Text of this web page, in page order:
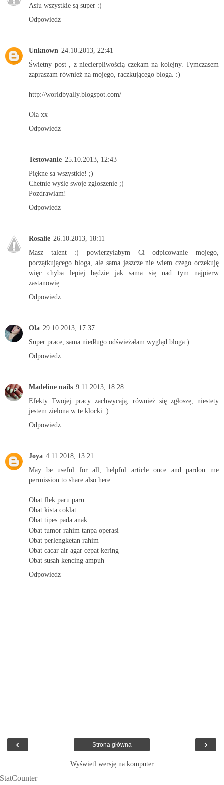
Asiu wszystkie są super :)
Odpowiedz
Unknown 24.10.2013, 22:41
Świetny post , z niecierpliwością czekam na kolejny. Tymczasem
zapraszam również na mojego, raczkującego bloga. :)
http://worldbyally.blogspot.com/
Ola xx
Odpowiedz
Testowanie 25.10.2013, 12:43
Piękne sa wszystkie! ;)
Chetnie wyślę swoje zgłoszenie ;)
Pozdrawiam!
Odpowiedz
Rosalie 26.10.2013, 18:11
Masz talent :) powierzyłabym Ci odpicowanie mojego,
początkującego bloga, ale sama jeszcze nie wiem czego oczekuję
więc chyba lepiej będzie jak sama się nad tym najpierw
zastanowię.
Odpowiedz
Ola 29.10.2013, 17:37
Super prace, sama niedługo odświeżałam wygląd bloga:)
Odpowiedz
Madeline nails 9.11.2013, 18:28
Efekty Twojej pracy zachwycają, również się zgłoszę, niestety
jestem zielona w te klocki :)
Odpowiedz
Joya 4.11.2018, 13:21
May be useful for all, helpful article once and pardon me
permission to share also here :
Obat flek paru paru
Obat kista coklat
Obat tipes pada anak
Obat tumor rahim tanpa operasi
Obat perlengketan rahim
Obat cacar air agar cepat kering
Obat susah kencing ampuh
Odpowiedz
‹ ›
Strona główna
Wyświetl wersję na komputer
StatCounter